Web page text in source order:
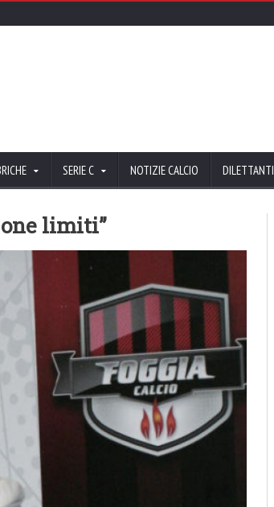
SERIE C NOTIZIE CALCIO DILETTANTI
limiti”